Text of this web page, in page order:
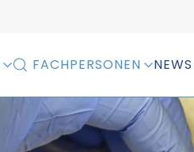
FACHPERSONEN NEWS